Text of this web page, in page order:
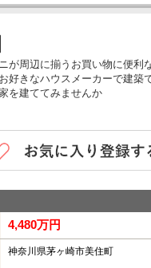
が周辺に揃うお買い物に便利
好きなハウスメーカーで建築
を建ててみませんか
4,480万円
神奈川県茅ヶ崎市美住町